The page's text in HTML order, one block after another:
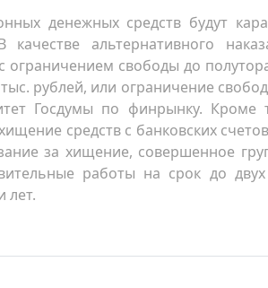
денежных средств будут
альтернативного
ограничением свободы до
рублей, или ограничение
Госдумы по финрынку. Кроме
средств с банковских
за хищение, совершенное
работы на срок до двух
лет.